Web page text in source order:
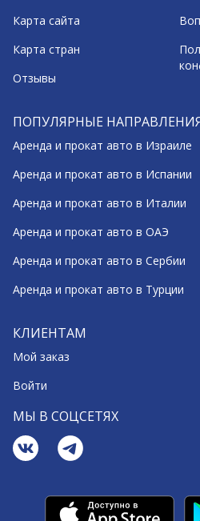
Карта сайта
Карта стран
Отзывы
ПОПУЛЯРНЫЕ
Аренда и прокат авто в Израиле
Аренда и прокат авто в Испании
Аренда и прокат авто в Италии
Аренда и прокат авто в ОАЭ
Аренда и прокат авто в Сербии
Аренда и прокат авто в Турции
КЛИЕНТАМ
Мой заказ
Войти
МЫ В СОЦСЕТЯХ